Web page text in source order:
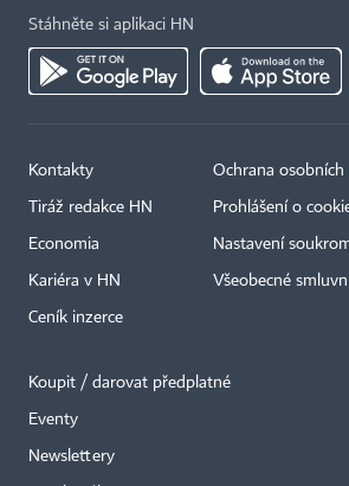
Stáhněte si aplikaci HN
Kontakty
Tiráž redakce HN
Economia
Kariéra v HN
Ceník inzerce
Ochrana osobních
Prohlášení o
Nastavení
Všeobecné
Koupit / darovat předplatné
Eventy
Newslettery